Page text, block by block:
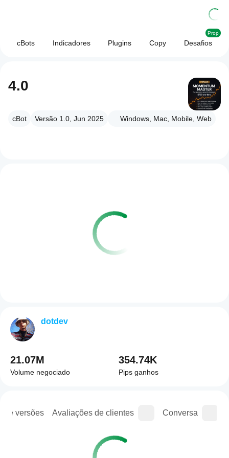
cBots Indicadores Plugins Copy Desafios
Prop
4.0
cBot Versão 1.0, Jun 2025 Windows, Mac, Mobile, Web
de versões Avaliações de clientes Conversa
dotdev
21.07M
Volume negociado
354.74K
Pips ganhos